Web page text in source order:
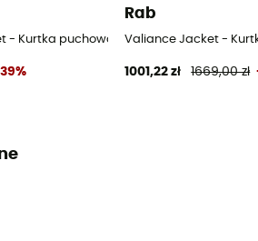
- Kurtka puchowa damski
Rab
Valiance Jacket -
1001,22 zł 1669,00 zł